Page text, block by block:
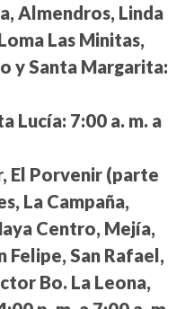
Almendros, Linda
Las Minitas,
y Santa Margarita:
Lucía: 7:00 a. m. a
El Porvenir (parte
La Campaña,
Centro, Mejía,
Felipe, San Rafael,
Bo. La Leona,